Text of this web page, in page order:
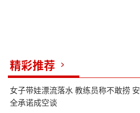
精彩推荐
女子带娃漂流落水 教练员称不敢捞 安
全承诺成空谈